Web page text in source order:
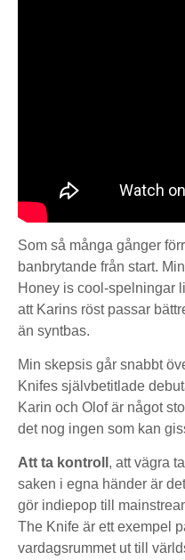
Som så många gånger
banbrytande från start.
Honey is cool-spelningar
att Karins röst passar
än syntbas.
Min skepsis går snabbt
Knifes självbetitlade
Karin och Olof är något
det nog ingen som kan
Att ta kontroll , att vägra
saken i egna händer är
gör indiepop till
The Knife är ett exempel
vardagsrummet ut till